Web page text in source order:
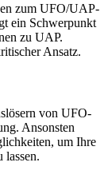
zum UFO/UAP-
ein Schwerpunkt
zu UAP.
Ansatz.
von UFO-
Ansonsten
um Ihre
lassen.